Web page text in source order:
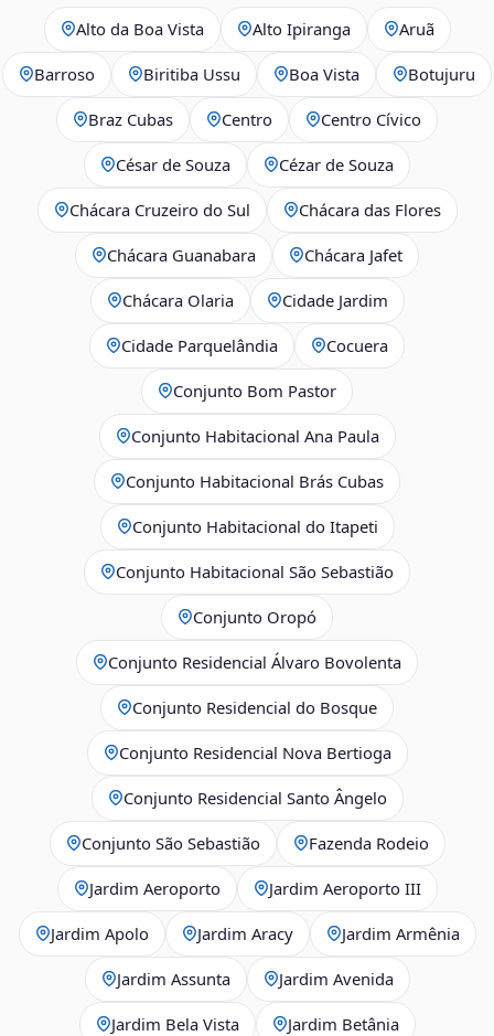
Alto da Boa Vista Alto Ipiranga Aruã
Barroso Biritiba Ussu Boa Vista Botujuru
Braz Cubas Centro Centro Cívico
César de Souza Cézar de Souza
Chácara Cruzeiro do Sul Chácara das Flores
Chácara Guanabara Chácara Jafet
Chácara Olaria Cidade Jardim
Cidade Parquelândia Cocuera
Conjunto Bom Pastor
Conjunto Habitacional Ana Paula
Conjunto Habitacional Brás Cubas
Conjunto Habitacional do Itapeti
Conjunto Habitacional São Sebastião
Conjunto Oropó
Conjunto Residencial Álvaro Bovolenta
Conjunto Residencial do Bosque
Conjunto Residencial Nova Bertioga
Conjunto Residencial Santo Ângelo
Conjunto São Sebastião Fazenda Rodeio
Jardim Aeroporto Jardim Aeroporto III
Jardim Apolo Jardim Aracy Jardim Armênia
Jardim Assunta Jardim Avenida
Jardim Bela Vista Jardim Betânia